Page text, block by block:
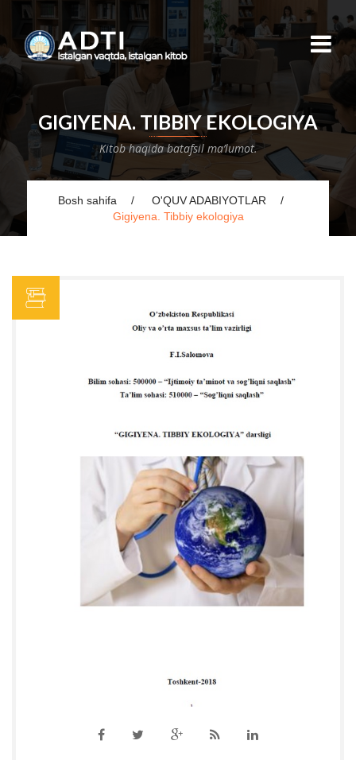
GIGIYENA. TIBBIY EKOLOGIYA
Kitob haqida batafsil ma’lumot.
Bosh sahifa
O'QUV ADABIYOTLAR
Gigiyena. Tibbiy ekologiya